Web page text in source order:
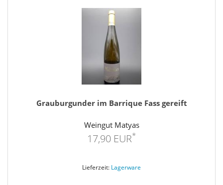
Grauburgunder im Barrique Fass gereift
Weingut Matyas
17,90 EUR*
Lieferzeit: Lagerware